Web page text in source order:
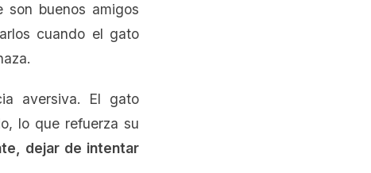
buenos amigos
cuando el gato
aversiva. El gato
lo que refuerza su
dejar de intentar